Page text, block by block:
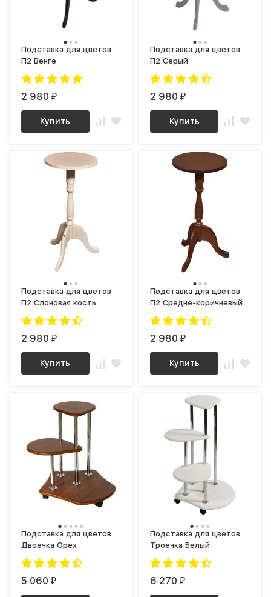
Подставка для цветов
П2 Венге
2 980₽
Купить
Подставка для цветов
П2 Серый
2 980₽
Купить
Подставка для цветов
П2 Слоновая кость
2 980₽
Купить
Подставка для цветов
П2 Средне-коричневый
2 980₽
Купить
Подставка для цветов
Двоечка Орех
5 060₽
Подставка для цветов
Троечка Белый
6 270₽